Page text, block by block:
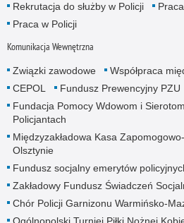
Rekrutacja do służby w Policji
Praca w Policji
Komunikacja Wewnętrzna
Związki zawodowe Współpraca
CEPOL
Fundusz Prewencyjny PZU
Fundacja Pomocy Wdowom i
Policjantach
Międzyzakładowa Kasa
Olsztynie
Fundusz socjalny emerytów
Zakładowy Fundusz Świadczeń
Chór Policji Garnizonu Warmińsko-